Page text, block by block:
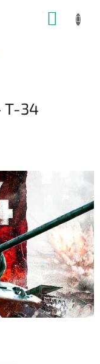
T-34